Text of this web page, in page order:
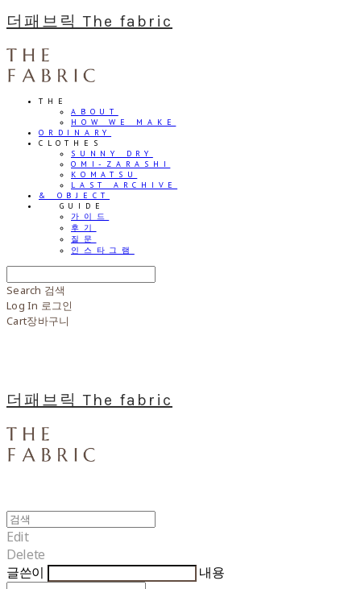
더패브릭 The fabric
THE
ABOUT
HOW WE MAKE
ORDINARY
CLOTHES
SUNNY DRY
OMI-ZARASHI
KOMATSU
LAST ARCHIVE
& OBJECT
⠀⠀GUIDE
가이드
후기
질문
인스타그램
Search 검색
Log In 로그인
Cart장바구니
더패브릭 The fabric
Edit
Delete
글쓴이
내용